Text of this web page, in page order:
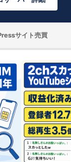
サイト売買